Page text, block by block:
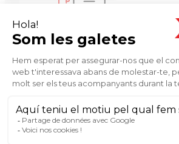
Electrificació de la nostra
vehicles d’intervenció.